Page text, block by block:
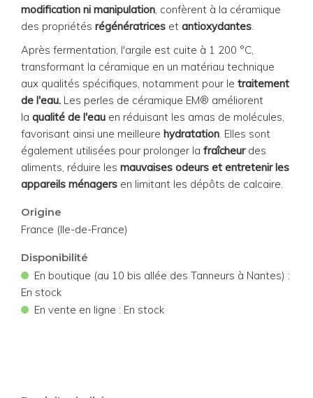
modification ni manipulation, confèrent à la céramique
des propriétés régénératrices et antioxydantes.
Après fermentation, l'argile est cuite à 1 200 °C,
transformant la céramique en un matériau technique
aux qualités spécifiques, notamment pour le traitement
de l'eau. Les perles de céramique EM® améliorent
la qualité de l'eau en réduisant les amas de molécules,
favorisant ainsi une meilleure hydratation. Elles sont
également utilisées pour prolonger la fraîcheurdes
aliments, réduire les mauvaises odeurs et entretenir les
appareils ménagers en limitant les dépôts de calcaire.
Origine
France (Ile-de-France)
Disponibilité
• En boutique (au 10 bis allée des Tanneurs à Nantes) :
En stock
• En vente en ligne : En stock